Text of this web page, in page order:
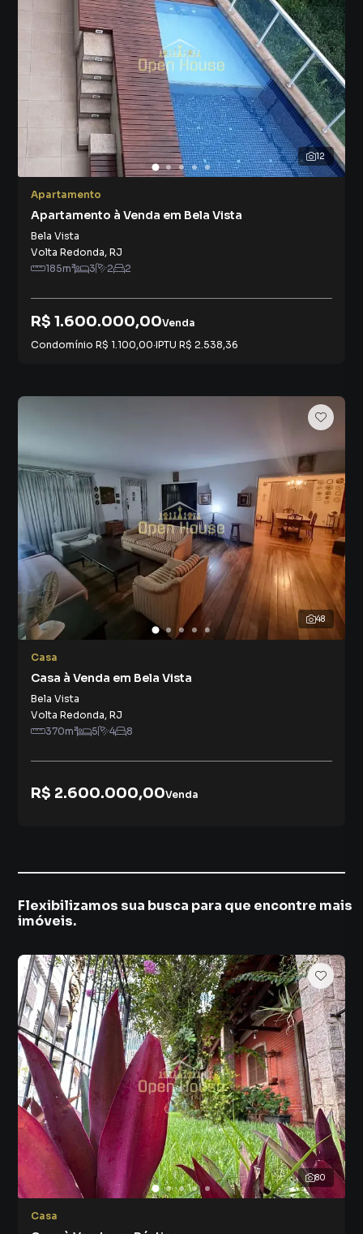
12
Apartamento
Apartamento à Venda em Bela Vista
Bela Vista
Volta Redonda, RJ
185m² 3 2 2
R$ 1.600.000,00Venda
Condomínio R$ 1.100,00·IPTU R$ 2.538,36
48
Casa
Casa à Venda em Bela Vista
Bela Vista
Volta Redonda, RJ
370m² 5 4 8
R$ 2.600.000,00Venda
Flexibilizamos sua busca para que encontre mais
imóveis.
80
Casa